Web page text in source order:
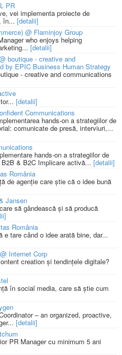
PR
vei implementa proiecte de
în... [detalii]
@ Flaminjoy Group
who enjoys helping
[detalii]
boutique - creative and
by EPIC Business Human Strategy
- creative and communications
[detalii]
Communications
hands-on a strategiilor de
comunicate de presă, interviuri,...
hands-on a strategiilor de
& B2C Implicare activă... [detalii]
România
de agenție care știe că o idee bună
Jansen
să gândească și să producă
România
tare când o idee arată bine, dar...
Internet Corp
creation și tendințele digitale?
în social media, care să știe cum
– an organized, proactive,
[detalii]
PR Manager cu minimum 5 ani